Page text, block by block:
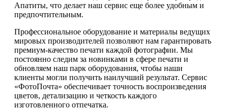
Апатиты, что делает наш сервис еще более удобным и
предпочтительным.
Профессиональное оборудование и материалы ведущих
мировых производителей позволяют нам гарантировать
премиум-качество печати каждой фотографии. Мы
постоянно следим за новинками в сфере печати и
обновляем наш парк оборудования, чтобы наши
клиенты могли получить наилучший результат. Сервис
«ФотоПочта» обеспечивает точность воспроизведения
цветов, детализацию и четкость каждого
изготовленного отпечатка.